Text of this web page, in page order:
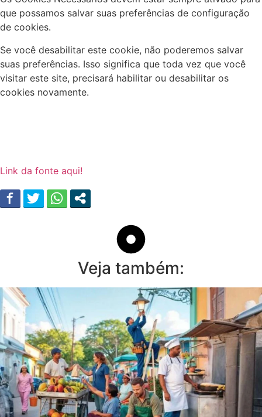
que possamos salvar suas preferências de configuração
de cookies.
Se você desabilitar este cookie, não poderemos salvar
suas preferências. Isso significa que toda vez que você
visitar este site, precisará habilitar ou desabilitar os
cookies novamente.
Link da fonte aqui!
Veja também: